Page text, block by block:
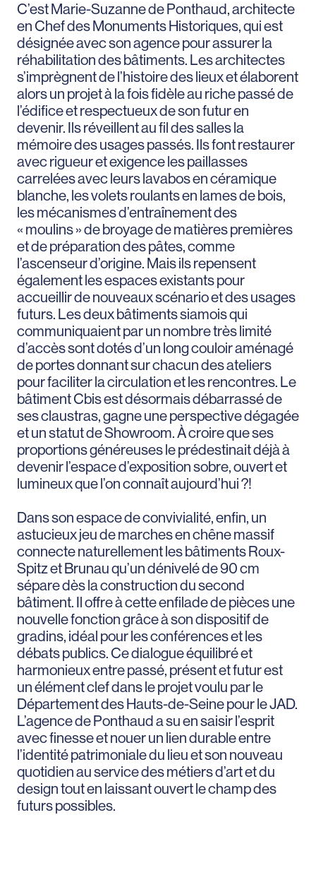
C’est Marie-Suzanne de Ponthaud, architecte
en Chef des Monuments Historiques, qui est
désignée avec son agence pour assurer la
réhabilitation des bâtiments. Les architectes
s’imprègnent de l’histoire des lieux et élaborent
alors un projet à la fois fidèle au riche passé de
l’édifice et respectueux de son futur en
devenir. Ils réveillent au fil des salles la
mémoire des usages passés. Ils font restaurer
avec rigueur et exigence les paillasses
carrelées avec leurs lavabos en céramique
blanche, les volets roulants en lames de bois,
les mécanismes d’entraînement des
« moulins » de broyage de matières premières
et de préparation des pâtes, comme
l’ascenseur d’origine. Mais ils repensent
également les espaces existants pour
accueillir de nouveaux scénario et des usages
futurs. Les deux bâtiments siamois qui
communiquaient par un nombre très limité
d’accès sont dotés d’un long couloir aménagé
de portes donnant sur chacun des ateliers
pour faciliter la circulation et les rencontres. Le
bâtiment Cbis est désormais débarrassé de
ses claustras, gagne une perspective dégagée
et un statut de Showroom. À croire que ses
proportions généreuses le prédestinait déjà à
devenir l’espace d’exposition sobre, ouvert et
lumineux que l’on connaît aujourd’hui ?!
Dans son espace de convivialité, enfin, un
astucieux jeu de marches en chêne massif
connecte naturellement les bâtiments Roux-
Spitz et Brunau qu’un dénivelé de 90 cm
sépare dès la construction du second
bâtiment. Il offre à cette enfilade de pièces une
nouvelle fonction grâce à son dispositif de
gradins, idéal pour les conférences et les
débats publics. Ce dialogue équilibré et
harmonieux entre passé, présent et futur est
un élément clef dans le projet voulu par le
Département des Hauts-de-Seine pour le JAD.
L’agence de Ponthaud a su en saisir l’esprit
avec finesse et nouer un lien durable entre
l’identité patrimoniale du lieu et son nouveau
quotidien au service des métiers d’art et du
design tout en laissant ouvert le champ des
futurs possibles.